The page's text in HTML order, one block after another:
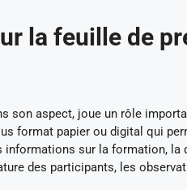
la feuille de
son aspect, joue un rôle
format papier ou digital qui
sur la formation,
des participants, les